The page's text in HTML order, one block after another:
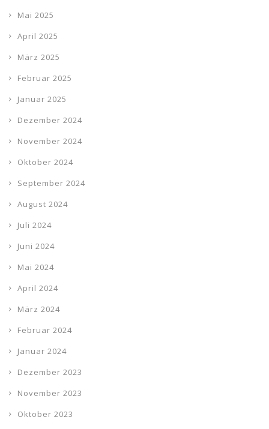
Mai 2025
April 2025
März 2025
Februar 2025
Januar 2025
Dezember 2024
November 2024
Oktober 2024
September 2024
August 2024
Juli 2024
Juni 2024
Mai 2024
April 2024
März 2024
Februar 2024
Januar 2024
Dezember 2023
November 2023
Oktober 2023